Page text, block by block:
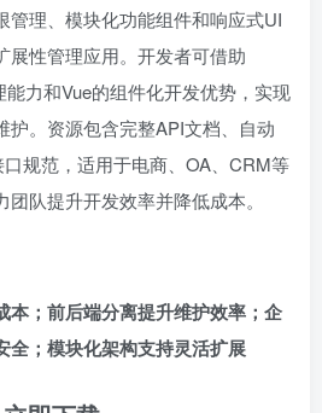
管理、模块化功能组件和响应式UI
展性管理应用。开发者可借助
力和Vue的组件化开发优势，实现
护。资源包含完整API文档、自动
规范，适用于电商、OA、CRM等
队提升开发效率并降低成本。
本；前后端分离提升维护效率；企
全；模块化架构支持灵活扩展